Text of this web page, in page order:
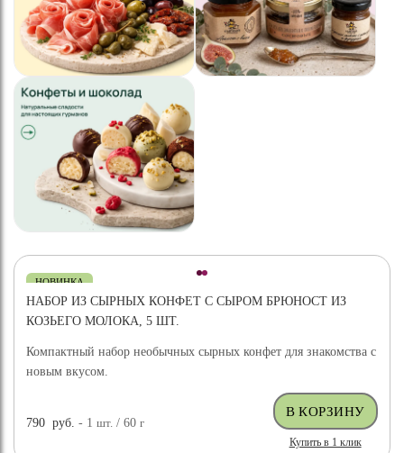
НОВИНКА
НАБОР ИЗ СЫРНЫХ КОНФЕТ С СЫРОМ БРЮНОСТ ИЗ
КОЗЬЕГО МОЛОКА, 5 ШТ.
Компактный набор необычных сырных конфет для знакомства с
новым вкусом.
790 руб. - 1шт. / 60г
Купить в 1 клик